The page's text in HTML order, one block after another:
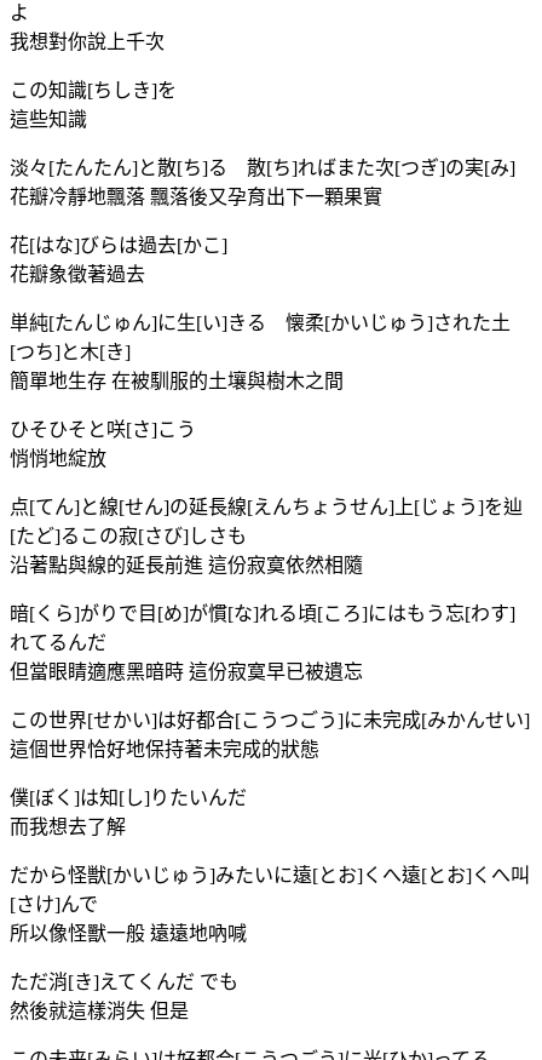
よ
我想對你說上千次
この知識[ちしき]を
這些知識
淡々[たんたん]と散[ち]る 散[ち]ればまた次[つぎ]の実[み]
花瓣冷靜地飄落 飄落後又孕育出下一顆果實
花[はな]びらは過去[かこ]
花瓣象徵著過去
単純[たんじゅん]に生[い]きる 懐柔[かいじゅう]された土
[つち]と木[き]
簡單地生存 在被馴服的土壤與樹木之間
ひそひそと咲[さ]こう
悄悄地綻放
点[てん]と線[せん]の延長線[えんちょうせん]上[じょう]を辿
[たど]るこの寂[さび]しさも
沿著點與線的延長前進 這份寂寞依然相隨
暗[くら]がりで目[め]が慣[な]れる頃[ころ]にはもう忘[わす]
れてるんだ
但當眼睛適應黑暗時 這份寂寞早已被遺忘
この世界[せかい]は好都合[こうつごう]に未完成[みかんせい]
這個世界恰好地保持著未完成的狀態
僕[ぼく]は知[し]りたいんだ
而我想去了解
だから怪獣[かいじゅう]みたいに遠[とお]くへ遠[とお]くへ叫
[さけ]んで
所以像怪獸一般 遠遠地吶喊
ただ消[き]えてくんだ でも
然後就這樣消失 但是